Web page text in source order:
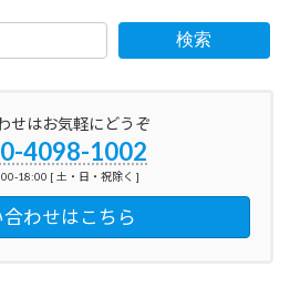
検索
せはお気軽にどうぞ
4098-1002
18:00 [ 土・日・祝除く ]
わせはこちら